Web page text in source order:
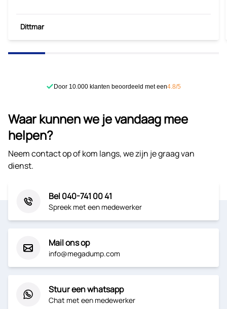
Dittmar
Door 10.000 klanten beoordeeld met een4.8/5
Waar kunnen we je vandaag mee
helpen?
Neem contact op of kom langs, we zijn je graag van
dienst.
Bel 040-741 00 41
Spreek met een medewerker
Mail ons op
info@megadump.com
Stuur een whatsapp
Chat met een medewerker